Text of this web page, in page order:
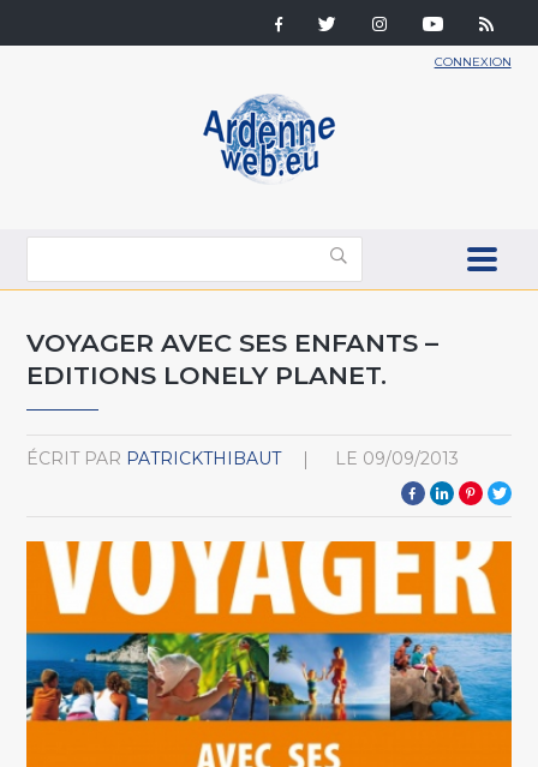
CONNEXION
VOYAGER AVEC SES ENFANTS –
EDITIONS LONELY PLANET.
ÉCRIT PAR PATRICKTHIBAUT LE 09/09/2013